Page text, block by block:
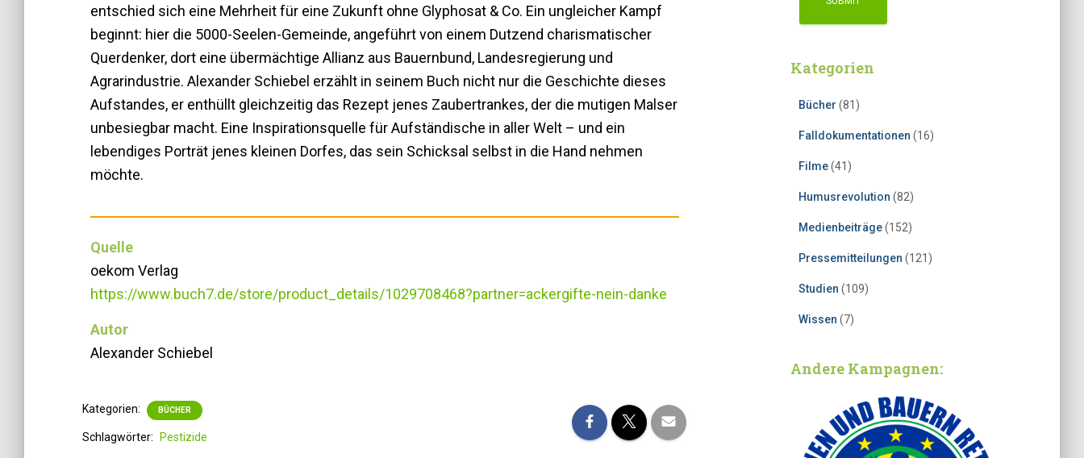
entschied sich eine Mehrheit für eine Zukunft ohne Glyphosat & Co. Ein ungleicher Kampf
beginnt: hier die 5000-Seelen-Gemeinde, angeführt von einem Dutzend charismatischer
Querdenker, dort eine übermächtige Allianz aus Bauernbund, Landesregierung und
Agrarindustrie. Alexander Schiebel erzählt in seinem Buch nicht nur die Geschichte dieses
Aufstandes, er enthüllt gleichzeitig das Rezept jenes Zaubertrankes, der die mutigen Malser
unbesiegbar macht. Eine Inspirationsquelle für Aufständische in aller Welt – und ein
lebendiges Porträt jenes kleinen Dorfes, das sein Schicksal selbst in die Hand nehmen
möchte.
Quelle
oekom Verlag
https://www.buch7.de/store/product_details/1029708468?partner=ackergifte-nein-danke
Autor
Alexander Schiebel
Kategorien: BÜCHER
Schlagwörter: Pestizide
Kategorien
Bücher (81)
Falldokumentationen (16)
Filme(41)
Humusrevolution (82)
Medienbeiträge(152)
Pressemitteilungen (121)
Studien (109)
Wissen (7)
Andere Kampagnen: